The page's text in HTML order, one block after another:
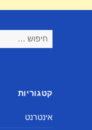
חיפוש:
קטגוריות
אינטרנט